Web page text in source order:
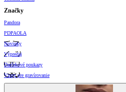
Značky
Pandora
PDPAOLA
Novinky
Výpredaj
Darčekové poukazy
Vzory pre gravírovanie